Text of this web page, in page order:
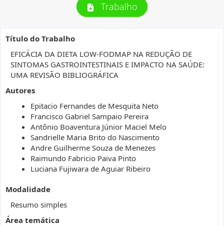
Trabalho
Título do Trabalho
EFICÁCIA DA DIETA LOW-FODMAP NA REDUÇÃO DE
SINTOMAS GASTROINTESTINAIS E IMPACTO NA SAÚDE:
UMA REVISÃO BIBLIOGRÁFICA
Autores
Epitacio Fernandes de Mesquita Neto
Francisco Gabriel Sampaio Pereira
⁠Antônio Boaventura Júnior Maciel Melo
Sandrielle Maria Brito do Nascimento
Andre Guilherme Souza de Menezes
Raimundo Fabricio Paiva Pinto
Luciana Fujiwara de Aguiar Ribeiro
Modalidade
Resumo simples
Área temática